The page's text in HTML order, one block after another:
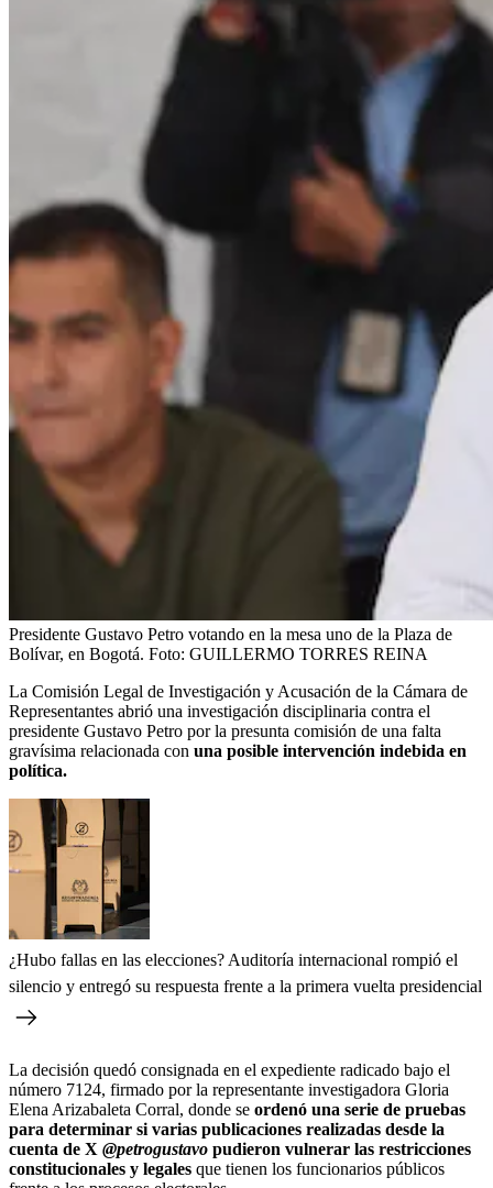
Presidente Gustavo Petro votando en la mesa uno de la Plaza de
Bolívar, en Bogotá. Foto: GUILLERMO TORRES REINA
La Comisión Legal de Investigación y Acusación de la Cámara de
Representantes abrió una investigación disciplinaria contra el
presidente Gustavo Petro por la presunta comisión de una falta
gravísima relacionada con una posible intervención indebida en
política.
¿Hubo fallas en las elecciones? Auditoría internacional rompió el
silencio y entregó su respuesta frente a la primera vuelta presidencial
La decisión quedó consignada en el expediente radicado bajo el
número 7124, firmado por la representante investigadora Gloria
Elena Arizabaleta Corral, donde se ordenó una serie de pruebas
para determinar si varias publicaciones realizadas desde la
cuenta de X @petrogustavo pudieron vulnerar las restricciones
constitucionales y legales que tienen los funcionarios públicos